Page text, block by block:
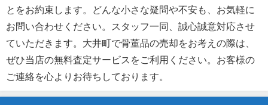
とをお約束します。どんな小さな疑問や不安も、お気軽に
お問い合わせください。スタッフ一同、誠心誠意対応させ
ていただきます。大井町で骨董品の売却をお考えの際は、
ぜひ当店の無料査定サービスをご利用ください。お客様の
ご連絡を心よりお待ちしております。